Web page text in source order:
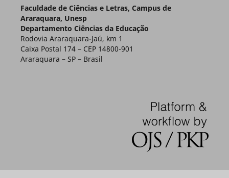
Faculdade de Ciências e Letras, Campus de
Araraquara, Unesp
Departamento Ciências da Educação
Rodovia Araraquara-Jaú, km 1
Caixa Postal 174 – CEP 14800-901
Araraquara – SP – Brasil